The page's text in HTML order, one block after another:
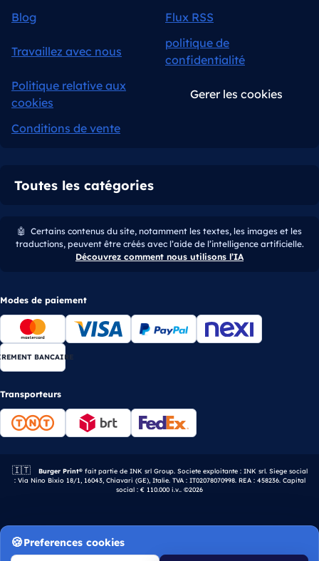
Blog
Flux RSS
Travaillez avec nous
politique de
confidentialité
Politique relative aux
cookies
Gerer les cookies
Conditions de vente
Toutes les catégories
🤖 Certains contenus du site, notamment les textes, les images et les
traductions, peuvent être créés avec l’aide de l’intelligence artificielle.
Découvrez comment nous utilisons l’IA
Modes de paiement
BANCAIRE
Transporteurs
🇮🇹 Entreprise italienne.
Burger Print®fait partie de INK srl Group. Societe exploitante : INK srl. Siege social
: Via Nino Bixio 18/1, 16043, Chiavari (GE), Italie. TVA : IT02078070998. REA : 458236. Capital
social : € 110.000 i.v.. ©2026
Preferences cookies